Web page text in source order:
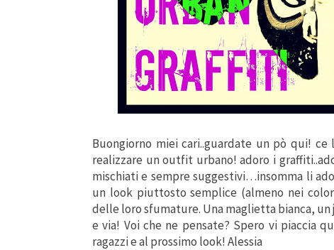
Buongiorno miei cari..guardate un pò qui!
realizzare un outfit urbano! adoro i
mischiati e sempre suggestivi…insomma li
un look piuttosto semplice (almeno nei
delle loro sfumature. Una maglietta bianca,
e via! Voi che ne pensate? Spero vi piaccia
ragazzi e al prossimo look! Alessia